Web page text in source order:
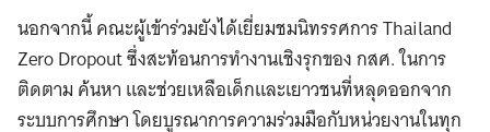
นอกจากนี้ คณะผู้เข้าร่วมยังได้เยี่ยมชมนิทรรศการ Thailand
Zero Dropout ซึ่งสะท้อนการทำงานเชิงรุกของ กสศ. ในการ
ติดตาม ค้นหา และช่วยเหลือเด็กและเยาวชนที่หลุดออกจาก
ระบบการศึกษา โดยบูรณาการความร่วมมือกับหน่วยงานในทุก